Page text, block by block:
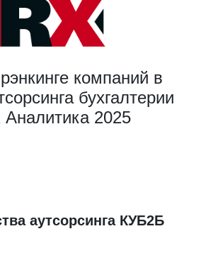
компаний в
бухгалтерии
Аналитика 2025
аутсорсинга КУБ2Б